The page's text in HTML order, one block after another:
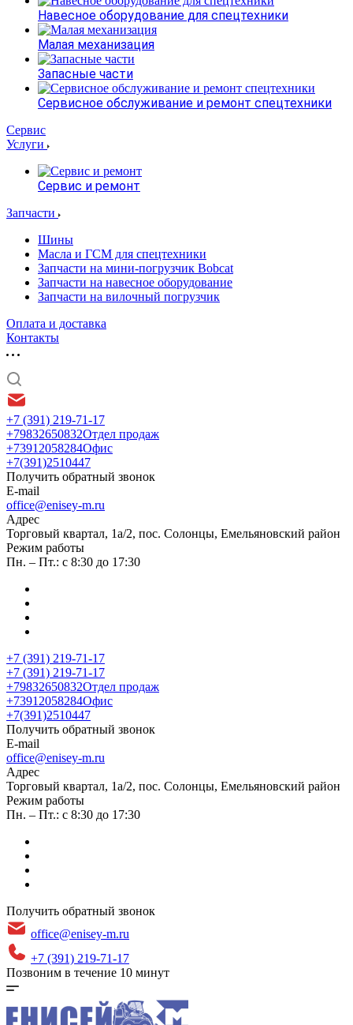
Навесное оборудование для спецтехники
Малая механизация
Запасные части
Сервисное обслуживание и ремонт спецтехники
Сервис
Услуги
Сервис и ремонт
Запчасти
Шины
Масла и ГСМ для спецтехники
Запчасти на мини-погрузчик Bobcat
Запчасти на навесное оборудование
Запчасти на вилочный погрузчик
Оплата и доставка
Контакты
+7 (391) 219-71-17
+79832650832Отдел продаж
+73912058284Офис
+7(391)2510447
Получить обратный звонок
E-mail
office@enisey-m.ru
Адрес
​Торговый квартал, 1а/2, пос. Солонцы, Емельяновский район
Режим работы
Пн. – Пт.: с 8:30 до 17:30
+7 (391) 219-71-17
+7 (391) 219-71-17
+79832650832Отдел продаж
+73912058284Офис
+7(391)2510447
Получить обратный звонок
E-mail
office@enisey-m.ru
Адрес
​Торговый квартал, 1а/2, пос. Солонцы, Емельяновский район
Режим работы
Пн. – Пт.: с 8:30 до 17:30
Получить обратный звонок
office@enisey-m.ru
+7 (391) 219-71-17
Позвоним в течение 10 минут